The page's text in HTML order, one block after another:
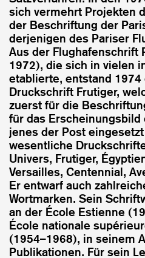
sich vermehrt Projekten
der Beschriftung der
derjenigen des Pariser
Aus der Flughafenschrift
1972), die sich in vielen
etablierte, entstand
Druckschrift Frutiger,
zuerst für die
für das Erscheinungsbild
jenes der Post
wesentliche
Univers, Frutiger,
Versailles, Centennial,
Er entwarf auch
Wortmarken. Sein
an der École Estienne
École nationale
(1954–1968), in seinem
Publikationen. Für sein